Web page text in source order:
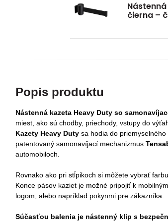
čierna –
Popis produktu
Nástenná kazeta Heavy Duty so
miest, ako sú chodby, priechody, vstupy do
Kazety Heavy Duty sa hodia do
patentovaný samonavíjací mechanizmus
automobiloch.
Rovnako ako pri stĺpikoch si môžete vybrať farbu
Konce pásov kaziet je možné pripojiť k
logom, alebo napríklad pokynmi pre zákazníka.
Súčasťou balenia je nástenný klip s